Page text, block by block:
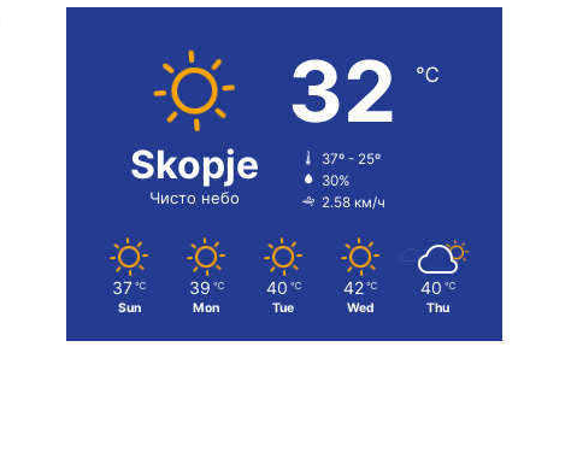
Skopje
Чисто небо
32 ℃
37º - 25º
30%
2.58 км/ч
37 ℃
Sun
39 ℃
Mon
40 ℃
Tue
42 ℃
Wed
40 ℃
Thu